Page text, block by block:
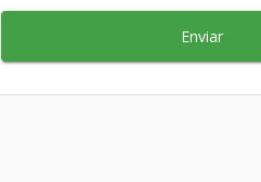
Enviar